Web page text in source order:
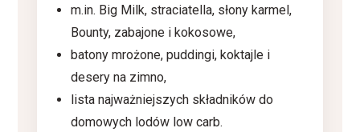
m.in. Big Milk, straciatella, słony karmel,
Bounty, zabajone i kokosowe,
batony mrożone, puddingi, koktajle i
desery na zimno,
lista najważniejszych składników do
domowych lodów low carb.